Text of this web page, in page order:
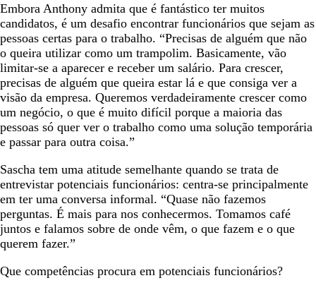
Embora Anthony admita que é fantástico ter muitos
candidatos, é um desafio encontrar funcionários que sejam as
pessoas certas para o trabalho. “Precisas de alguém que não
o queira utilizar como um trampolim. Basicamente, vão
limitar-se a aparecer e receber um salário. Para crescer,
precisas de alguém que queira estar lá e que consiga ver a
visão da empresa. Queremos verdadeiramente crescer como
um negócio, o que é muito difícil porque a maioria das
pessoas só quer ver o trabalho como uma solução temporária
e passar para outra coisa.”
Sascha tem uma atitude semelhante quando se trata de
entrevistar potenciais funcionários: centra-se principalmente
em ter uma conversa informal. “Quase não fazemos
perguntas. É mais para nos conhecermos. Tomamos café
juntos e falamos sobre de onde vêm, o que fazem e o que
querem fazer.”
Que competências procura em potenciais funcionários?